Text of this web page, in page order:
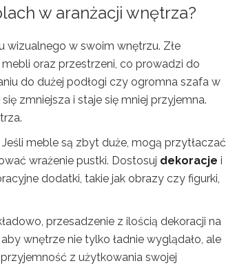
w aranżacji wnętrza?
wizualnego w swoim wnętrzu. Złe
oraz przestrzeni, co prowadzi do
do dużej podłogi czy ogromna szafa w
zmniejsza i staje się mniej przyjemna.
meble są zbyt duże, mogą przytłaczać
wrażenie pustki. Dostosuj dekoracje i
dodatki, takie jak obrazy czy figurki,
przesadzenie z ilością dekoracji na
wnętrze nie tylko ładnie wyglądało, ale
z użytkowania swojej